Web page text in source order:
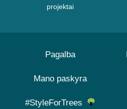
projektai
Pagalba
Mano paskyra
#StyleForTrees